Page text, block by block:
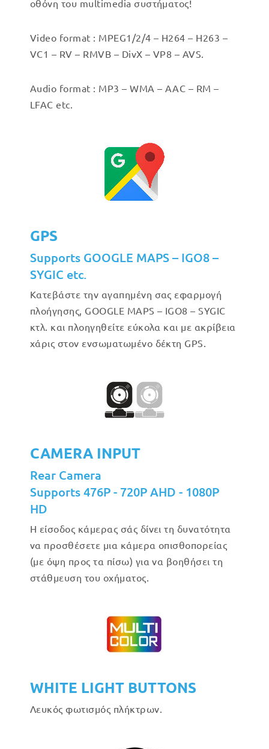
οθόνη του multimedia συστήματος!
Video format : MPEG1/2/4 – H264 – H263 –
VC1 – RV – RMVB – DivX – VP8 – AVS.
Audio format : MP3 – WMA – AAC – RM –
LFAC etc.
GPS
Supports GOOGLE MAPS – IGO8 –
SYGIC etc.
Κατεβάστε την αγαπημένη σας εφαρμογή
πλοήγησης, GOOGLE MAPS – IGO8 – SYGIC
κτλ. και πλοηγηθείτε εύκολα και με ακρίβεια
χάρις στον ενσωματωμένο δέκτη GPS.
CAMERA INPUT
Rear Camera
Supports 476P - 720P AHD - 1080P
HD
Η είσοδος κάμερας σάς δίνει τη δυνατότητα
να προσθέσετε μια κάμερα οπισθοπορείας
(με όψη προς τα πίσω) για να βοηθήσει τη
στάθμευση του οχήματος.
WHITE LIGHT BUTTONS
Λευκός φωτισμός πλήκτρων.